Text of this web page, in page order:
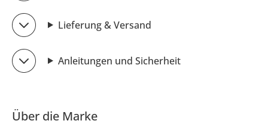
Lieferung & Versand
Anleitungen und Sicherheit
Über die Marke